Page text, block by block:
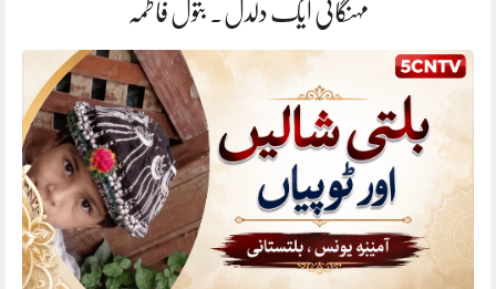
مہنگائی ایک دلدل. بتول فاطمہ